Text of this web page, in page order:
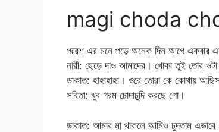
magi choda
পরেশ এর মনে পড়ে অনেক দিন আগে একবার এক
নারী: ছেড়ে দাও আমাদের। খোকা তুই তোর
ডাকাত: হাহাহাহা। ওরে তোরা কে কোথায়
সবিতা: খুব গরম চোদাচুদি করছে গো।
ডাকাত: আমার মা থাকলে আমিও চুদতাম